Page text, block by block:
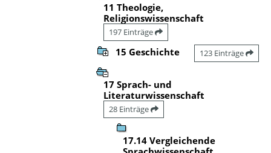
11 Theologie,
Religionswissenschaft
197 Einträge
15 Geschichte 123 Einträge
17 Sprach- und
Literaturwissenschaft
28 Einträge
17.14 Vergleichende